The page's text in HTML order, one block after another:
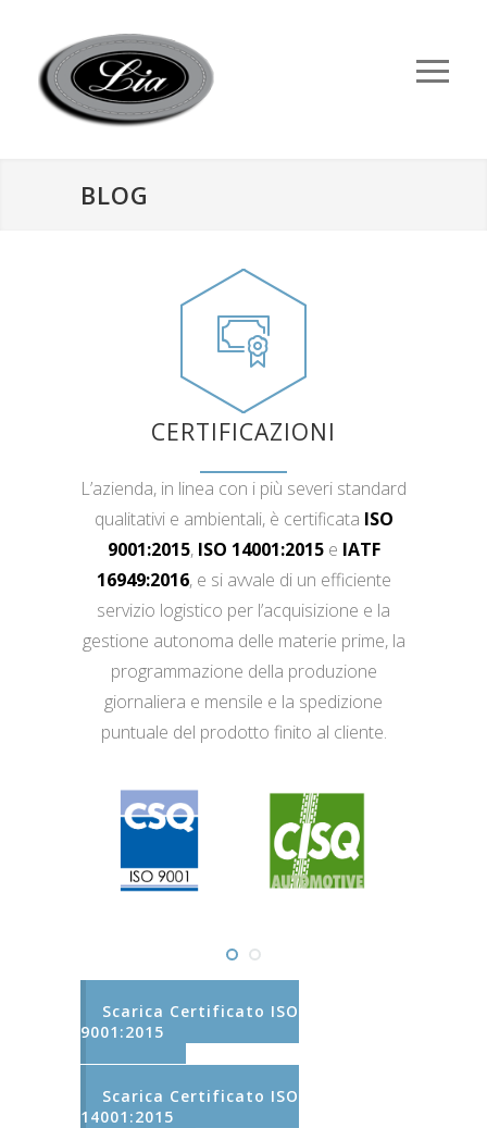
BLOG
CERTIFICAZIONI
L’azienda, in linea con i più severi standard
qualitativi e ambientali, è certificata ISO
9001:2015, ISO 14001:2015e IATF
16949:2016, e si avvale di un efficiente
servizio logistico per l’acquisizione e la
gestione autonoma delle materie prime, la
programmazione della produzione
giornaliera e mensile e la spedizione
puntuale del prodotto finito al cliente.
Scarica Certificato ISO
9001:2015
Scarica Certificato ISO
14001:2015